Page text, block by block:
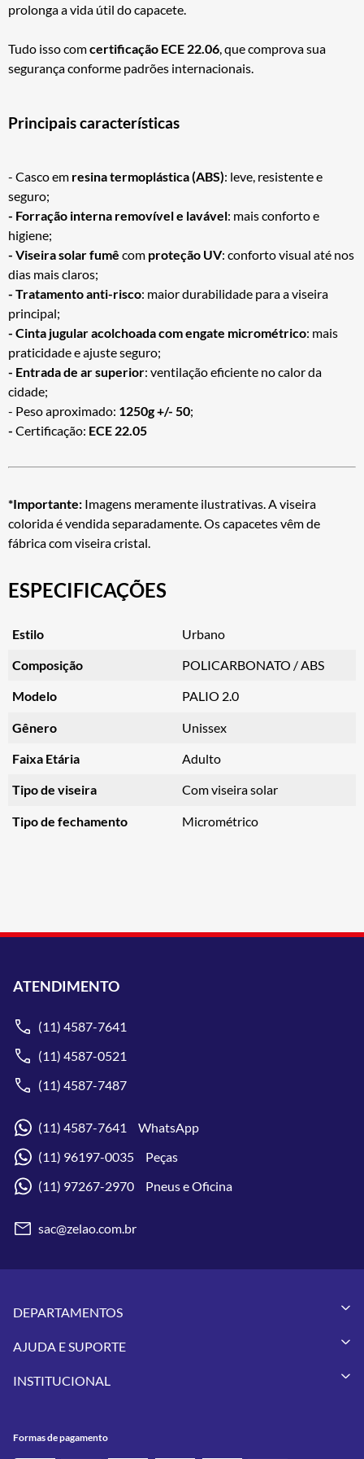
prolonga a vida útil do capacete.
Tudo isso comcertificação ECE 22.06, que comprova sua
segurança conforme padrões internacionais.
Principais características
- Casco em resina termoplástica (ABS): leve, resistente e
seguro;
- Forração interna removível e lavável: mais conforto e
higiene;
- Viseira solar fumê com proteção UV: conforto visual até nos
dias mais claros;
- Tratamento anti-risco: maior durabilidade para a viseira
principal;
- Cinta jugular acolchoada com engate micrométrico: mais
praticidade e ajuste seguro;
- Entrada de ar superior: ventilação eficiente no calor da
cidade;
- Peso aproximado: 1250g +/- 50;
- Certificação: ECE 22.05
*Importante: Imagens meramente ilustrativas. A viseira
colorida é vendida separadamente. Os capacetes vêm de
fábrica com viseira cristal.
ESPECIFICAÇÕES
Estilo Urbano
Composição POLICARBONATO / ABS
Modelo PALIO 2.0
Gênero Unissex
Faixa Etária Adulto
Tipo de viseira Com viseira solar
Tipo de fechamento Micrométrico
ATENDIMENTO
(11) 4587-7641
(11) 4587-0521
(11) 4587-7487
(11) 4587-7641 WhatsApp
(11) 96197-0035 Peças
(11) 97267-2970 Pneus e Oficina
sac@zelao.com.br
DEPARTAMENTOS
Vestuários
Pneus
Utilidades
AJUDA E SUPORTE
Meus Pedidos
INSTITUCIONAL
Contato
Formas de pagamento